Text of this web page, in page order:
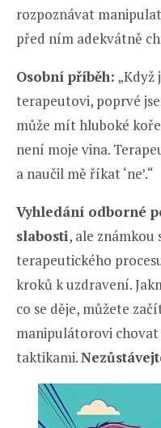
rozpoznávat
před ním adekvátně
Osobní příběh: „Když
terapeutovi, poprvé
může mít hluboké
není moje vina.
a naučil mě říkat ‘ne’.“
Vyhledání odborné
slabosti, ale známkou
terapeutického
kroků k uzdravení.
co se děje, můžete
manipulátorovi chovat
taktikami.